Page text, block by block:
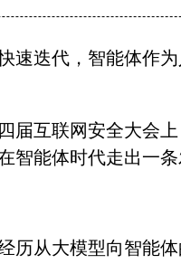
迭代，智能体作为
互联网安全大会上
智能体时代走出一
从大模型向智能体